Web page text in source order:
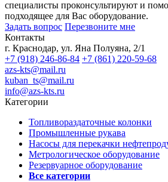
специалисты проконсультируют и
подходящее для Вас оборудование.
Задать вопрос Перезвоните мне
Контакты
г. Краснодар, ул. Яна Полуяна, 2/1
+7 (918) 246-86-84 +7 (861) 220-59-68
azs-kts@mail.ru
kuban_ts@mail.ru
info@azs-kts.ru
Категории
Топливораздаточные колонки
Промышленные рукава
Насосы для перекачки
Метрологическое оборудование
Резервуарное оборудование
Все категории